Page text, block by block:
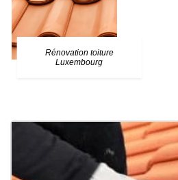
Rénovation toiture
Luxembourg